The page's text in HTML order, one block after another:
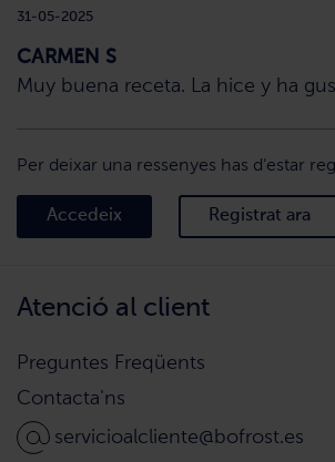
31-05-2025
CARMEN S
Muy buena receta. La hice y ha
Per deixar una ressenyes has d'estar
Accedeix Registrat ara
Atenció al client
Preguntes Freqüents
Contacta'ns
servicioalcliente@bofrost.es